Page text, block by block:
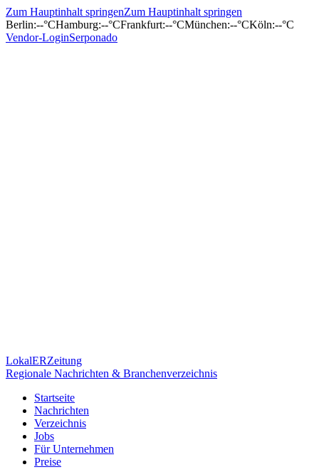
Zum Hauptinhalt springenZum Hauptinhalt springen
Berlin:--°CHamburg:--°CFrankfurt:--°CMünchen:--°CKöln:--°C
Vendor-LoginSerponado
LokalERZeitung
Regionale Nachrichten & Branchenverzeichnis
Startseite
Nachrichten
Verzeichnis
Jobs
Für Unternehmen
Preise